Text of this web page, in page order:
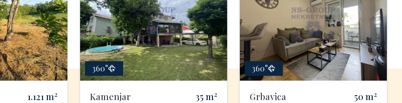
1.121m2
360°
Kamenjar 35 m2
360°
Grbavica 50 m2